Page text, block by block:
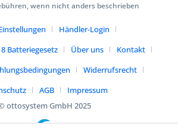
wenn nicht anders beschrieben
Händler-Login
Batteriegesetz
Über uns
Kontakt
Widerrufsrecht
AGB
Impressum
ottosystem GmbH 2025